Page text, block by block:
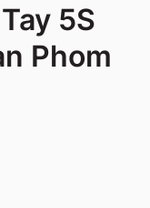
5S
Phom